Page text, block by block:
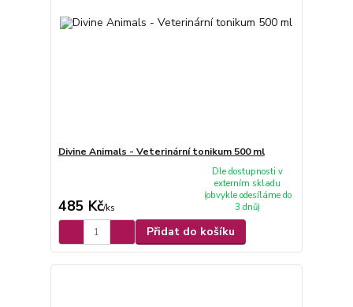
Divine Animals - Veterinární tonikum 500 ml
485 Kč/ks
Dle dostupnosti v
externím skladu
(obvykle odesíláme do
3 dnů)
Přidat do košíku